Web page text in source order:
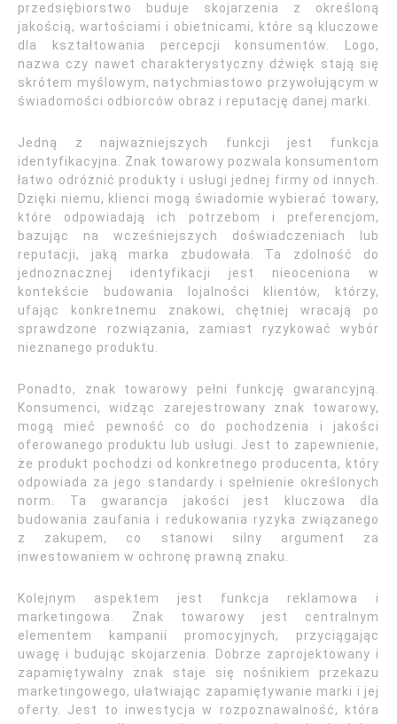
przedsiębiorstwo buduje skojarzenia z określoną
jakością, wartościami i obietnicami, które są kluczowe
dla kształtowania percepcji konsumentów. Logo,
nazwa czy nawet charakterystyczny dźwięk stają się
skrótem myślowym, natychmiastowo przywołującym w
świadomości odbiorców obraz i reputację danej marki.
Jedną z najważniejszych funkcji jest funkcja
identyfikacyjna. Znak towarowy pozwala konsumentom
łatwo odróżnić produkty i usługi jednej firmy od innych.
Dzięki niemu, klienci mogą świadomie wybierać towary,
które odpowiadają ich potrzebom i preferencjom,
bazując na wcześniejszych doświadczeniach lub
reputacji, jaką marka zbudowała. Ta zdolność do
jednoznacznej identyfikacji jest nieoceniona w
kontekście budowania lojalności klientów, którzy,
ufając konkretnemu znakowi, chętniej wracają po
sprawdzone rozwiązania, zamiast ryzykować wybór
nieznanego produktu.
Ponadto, znak towarowy pełni funkcję gwarancyjną.
Konsumenci, widząc zarejestrowany znak towarowy,
mogą mieć pewność co do pochodzenia i jakości
oferowanego produktu lub usługi. Jest to zapewnienie,
że produkt pochodzi od konkretnego producenta, który
odpowiada za jego standardy i spełnienie określonych
norm. Ta gwarancja jakości jest kluczowa dla
budowania zaufania i redukowania ryzyka związanego
z zakupem, co stanowi silny argument za
inwestowaniem w ochronę prawną znaku.
Kolejnym aspektem jest funkcja reklamowa i
marketingowa. Znak towarowy jest centralnym
elementem kampanii promocyjnych, przyciągając
uwagę i budując skojarzenia. Dobrze zaprojektowany i
zapamiętywalny znak staje się nośnikiem przekazu
marketingowego, ułatwiając zapamiętywanie marki i jej
oferty. Jest to inwestycja w rozpoznawalność, która